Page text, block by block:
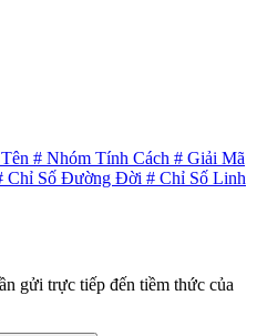
# Nhóm Tính Cách # Giải Mã
Chỉ Số Đường Đời # Chỉ Số Linh
gửi trực tiếp đến tiềm thức của